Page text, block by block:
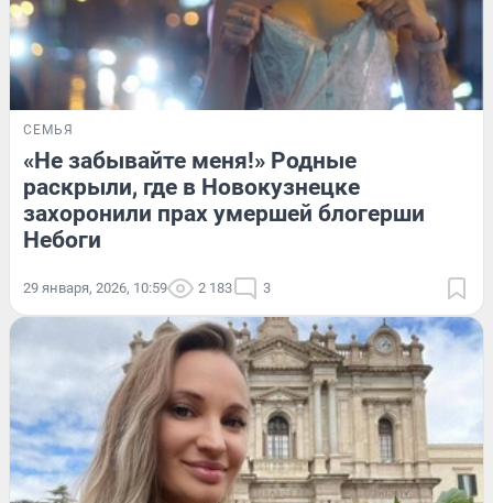
СЕМЬЯ
«Не забывайте меня!» Родные
раскрыли, где в Новокузнецке
захоронили прах умершей блогерши
Небоги
29 января, 2026, 10:59 2 183 3